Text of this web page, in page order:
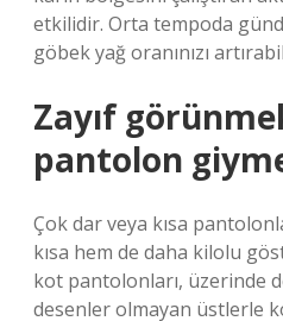
etkilidir. Orta tempoda
göbek yağ oranınızı
Zayıf
pantolon
Çok dar veya kısa
kısa hem de daha kilolu
kot pantolonları, üzerinde
desenler olmayan üstlerle